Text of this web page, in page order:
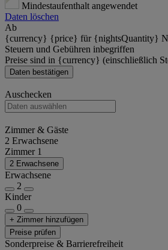
Mindestaufenthalt angewendet
Daten löschen
Ab
{currency} {price} für {nightsQuantity}
Steuern und Gebühren inbegriffen
Preise sind in {currency} (einschließlich
Daten bestätigen
Auschecken
Zimmer & Gäste
2 Erwachsene
Zimmer 1
2 Erwachsene
Erwachsene
2
Kinder
0
+ Zimmer hinzufügen
Preise prüfen
Sonderpreise & Barrierefreiheit